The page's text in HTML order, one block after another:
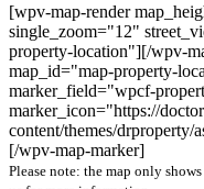
[wpv-map-render
single_zoom="12"
property-location"][/wpv-
map_id="map-property-
marker_field="wpcf-
marker_icon="https://
content/themes/drproperty/
[/wpv-map-marker]
Please note: the map only